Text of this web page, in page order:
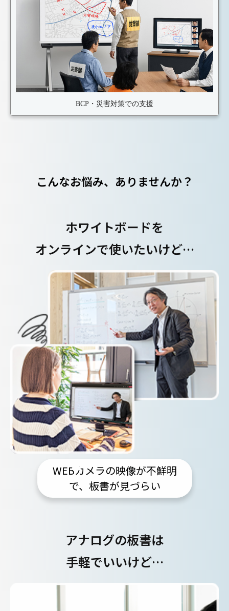
BCP・災害対策での支援
こんなお悩み、ありませんか？
ホワイトボードを
オンラインで使いたいけど…
WEBカメラの映像が不鮮明
で、板書が見づらい
アナログの板書は
手軽でいいけど…